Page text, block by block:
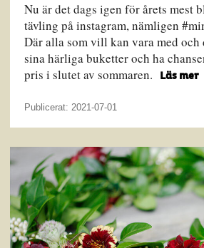
Nu är det dags igen för årets mest
tävling på instagram, nämligen
Där alla som vill kan vara med och
sina härliga buketter och ha
pris i slutet av sommaren.
Läs mer
Publicerat: 2021-07-01